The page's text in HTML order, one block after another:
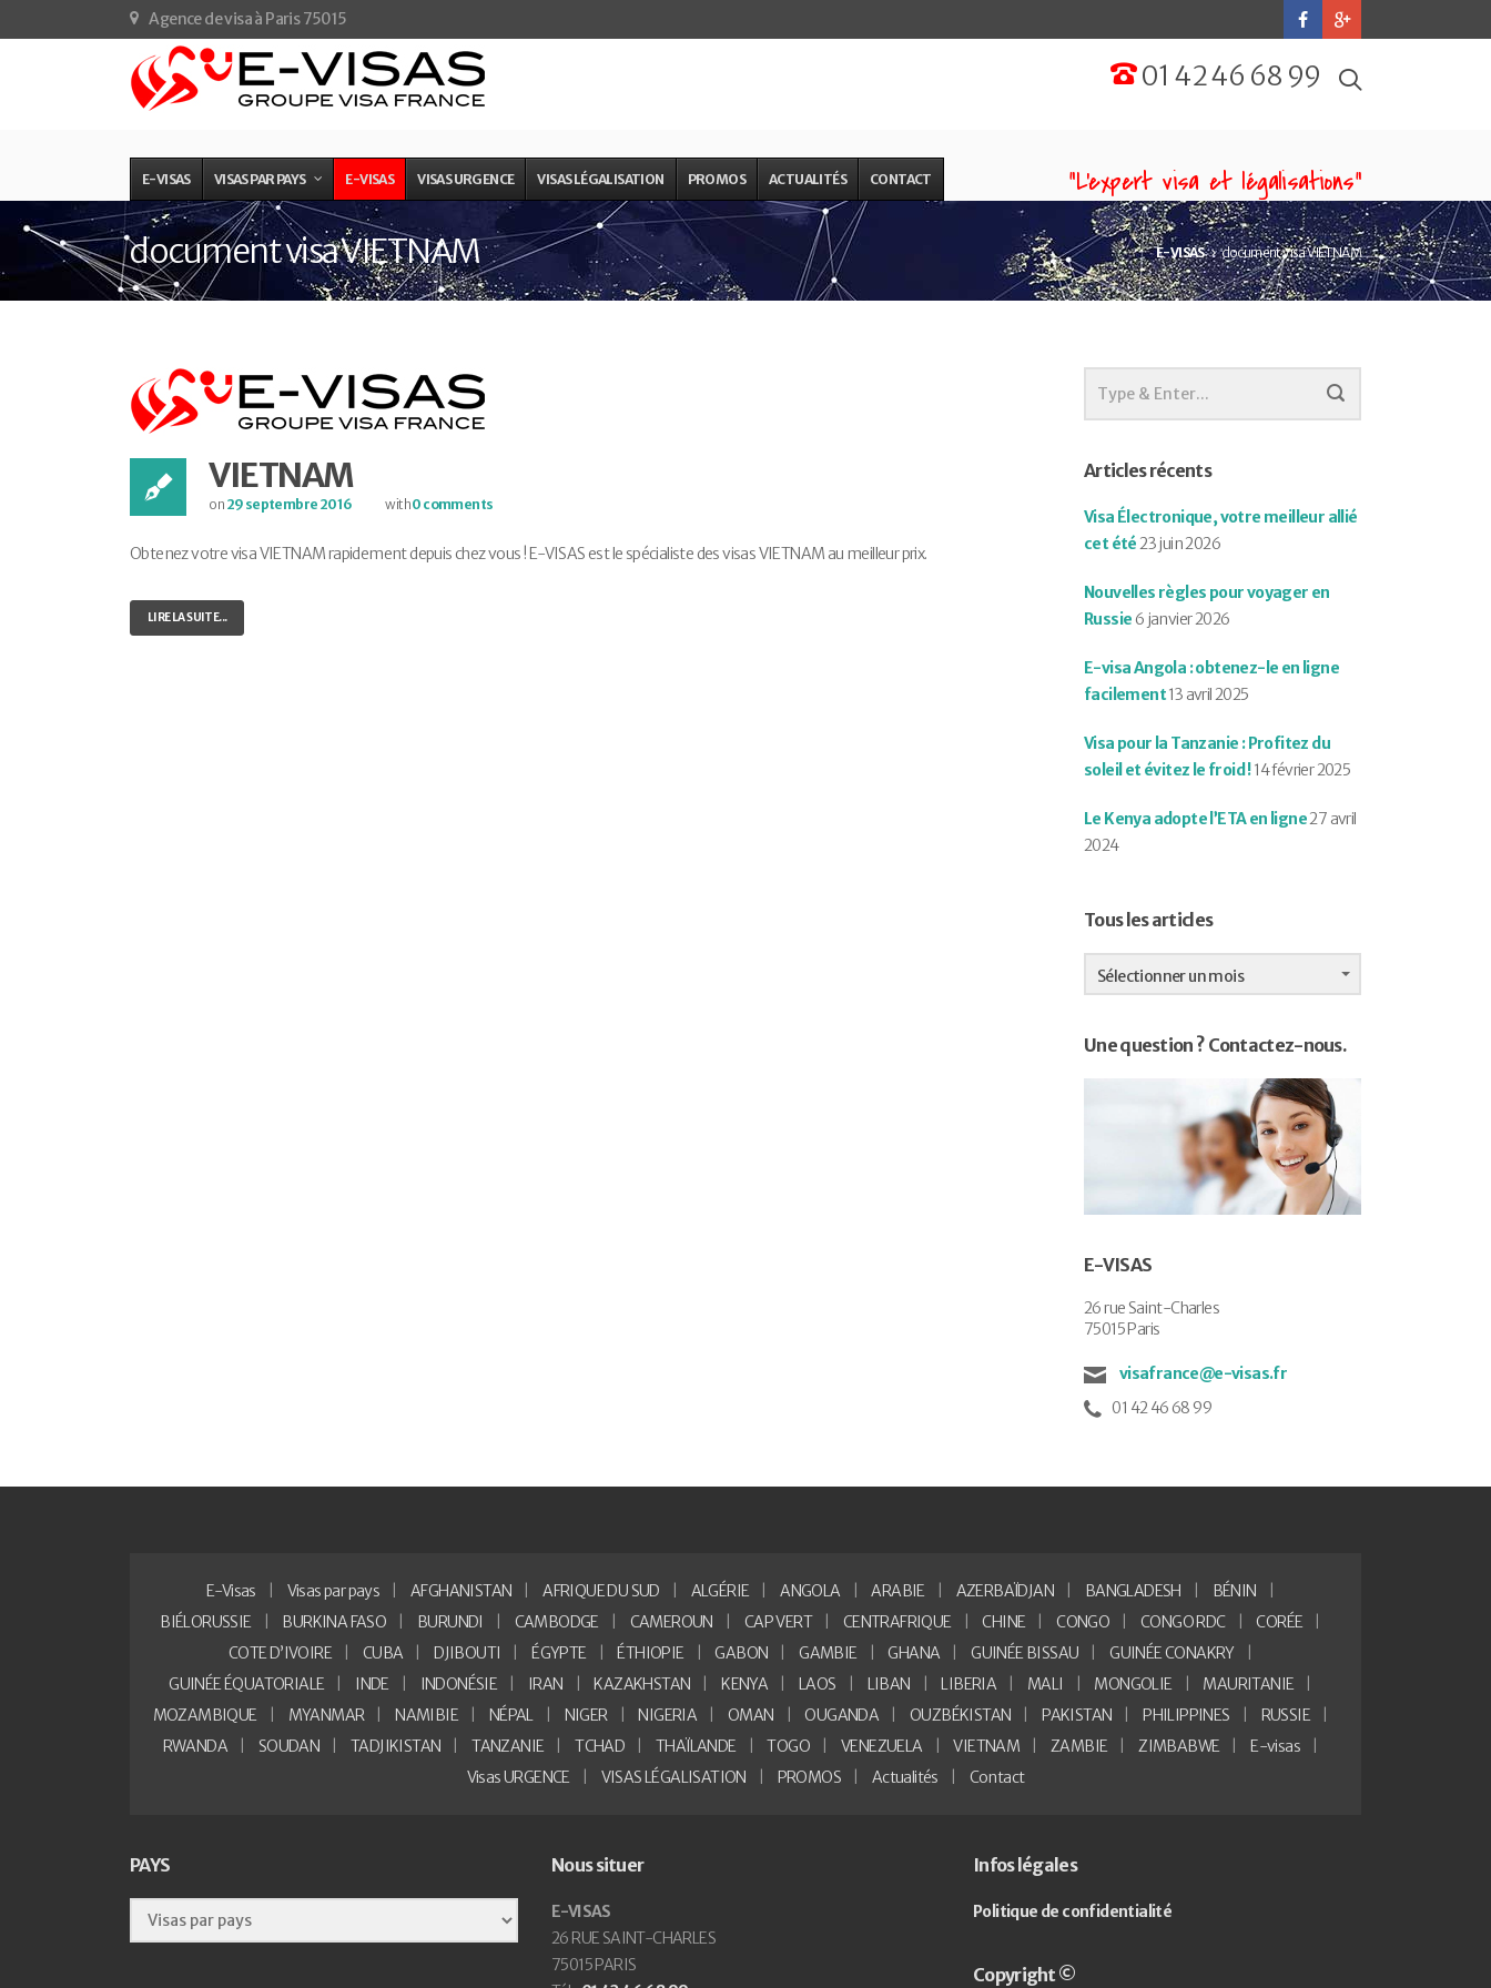
Agence de visa à Paris 75015
01 42 46 68 99
E-VISAS VISAS PAR PAYS E-VISAS VISAS URGENCE VISAS LÉGALISATION PROMOS ACTUALITÉS CONTACT “L'expert visa et légalisations”
document visa VIETNAM E-VISAS document visa VIETNAM
VIETNAM
on 29 septembre 2016 with0 comments
Obtenez votre visa VIETNAM rapidement depuis chez vous ! E-VISAS est le spécialiste des visas VIETNAM au meilleur prix.
LIRE LA SUITE...
Articles récents
Visa Électronique, votre meilleur allié
cet été23 juin 2026
Nouvelles règles pour voyager en
Russie 6 janvier 2026
E-visa Angola : obtenez-le en ligne
facilement13 avril 2025
Visa pour la Tanzanie : Profitez du
soleil et évitez le froid !14 février 2025
Le Kenya adopte l’ETA en ligne27 avril
2024
Tous les articles
Tous
les
articles
Sélectionner un mois
Une question ? Contactez-nous.
E-VISAS
26 rue Saint-Charles
75015 Paris
visafrance@e-visas.fr
01 42 46 68 99
E-Visas Visas par pays AFGHANISTAN AFRIQUE DU SUD ALGÉRIE ANGOLA ARABIE AZERBAÏDJAN BANGLADESH
BÉNIN
BIÉLORUSSIE
BURKINA FASO BURUNDI CAMBODGE CAMEROUN CAP VERT CENTRAFRIQUE CHINE CONGO CONGO RDC
CORÉE
COTE D’IVOIRE
CUBA DJIBOUTI ÉGYPTE ÉTHIOPIE GABON GAMBIE GHANA GUINÉE BISSAU
GUINÉE CONAKRY
GUINÉE ÉQUATORIALE
INDE INDONÉSIE IRAN KAZAKHSTAN KENYA LAOS LIBAN LIBERIA MALI MONGOLIE
MAURITANIE
MOZAMBIQUE
MYANMAR NAMIBIE NÉPAL NIGER NIGERIA OMAN OUGANDA OUZBÉKISTAN PAKISTAN PHILIPPINES
RUSSIE
RWANDA
SOUDAN TADJIKISTAN TANZANIE TCHAD THAÏLANDE TOGO VENEZUELA VIETNAM ZAMBIE ZIMBABWE
E-visas
Visas URGENCE
VISAS LÉGALISATION PROMOS Actualités Contact
PAYS Nous situer
E-VISAS
26 RUE SAINT-CHARLES
75015 PARIS
Infos légales
Politique de confidentialité
Copyright ©